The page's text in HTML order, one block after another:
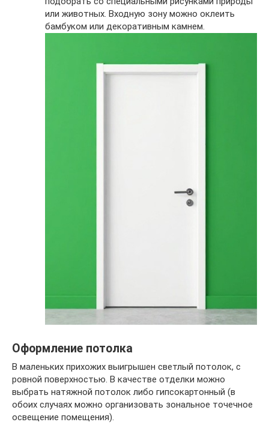
или животных. Входную зону можно оклеить
бамбуком или декоративным камнем.
Оформление потолка
В маленьких прихожих выигрышен светлый потолок, с
ровной поверхностью. В качестве отделки можно
выбрать натяжной потолок либо гипсокартонный (в
обоих случаях можно организовать зональное точечное
освещение помещения).